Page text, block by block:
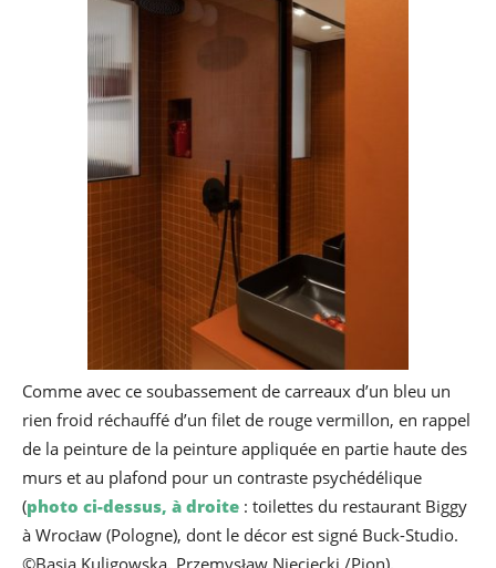
Comme avec ce soubassement de carreaux d’un bleu un
rien froid réchauffé d’un filet de rouge vermillon, en rappel
de la peinture de la peinture appliquée en partie haute des
murs et au plafond pour un contraste psychédélique
(photo ci-dessus, à droite : toilettes du restaurant Biggy
à Wrocław (Pologne), dont le décor est signé Buck-Studio.
©Basia Kuligowska, Przemysław Nieciecki /Pion).